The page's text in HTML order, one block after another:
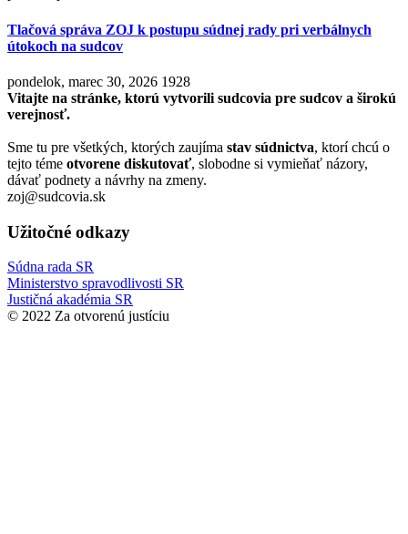
Tlačová správa ZOJ k postupu súdnej rady pri verbálnych
útokoch na sudcov
pondelok, marec 30, 2026 1928
Vitajte na stránke, ktorú vytvorili sudcovia pre sudcov a širokú
verejnosť.
Sme tu pre všetkých, ktorých zaujíma stav súdnictva, ktorí chcú o
tejto téme otvorene diskutovať, slobodne si vymieňať názory,
dávať podnety a návrhy na zmeny.
zoj@sudcovia.sk
Užitočné odkazy
Súdna rada SR
Ministerstvo spravodlivosti SR
Justičná akadémia SR
© 2022 Za otvorenú justíciu